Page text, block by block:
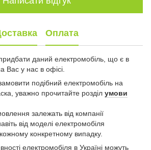
Оплата
даний електромобіль, що є в
Вас у нас в офісі.
подібний електромобіль на
уважно прочитайте розділ умови
залежать від компанії
від моделі електромобіля
конкретному випадку.
електромобіля в Україні можуть